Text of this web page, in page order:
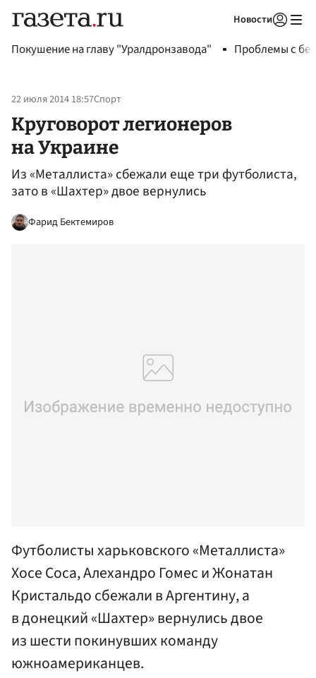
Новости
Покушение на главу "Уралдронзавода" Проблемы с
22 июля 2014 18:57Спорт
Круговорот легионеров
на Украине
Из «Металлиста» сбежали еще три футболиста,
зато в «Шахтер» двое вернулись
Фарид Бектемиров
Футболисты харьковского «Металлиста»
Хосе Соса, Алехандро Гомес и Жонатан
Кристальдо сбежали в Аргентину, а
в донецкий «Шахтер» вернулись двое
из шести покинувших команду
южноамериканцев.